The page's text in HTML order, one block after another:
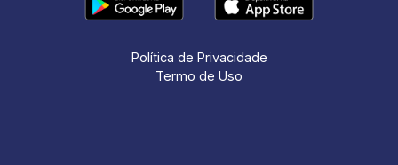
Política de Privacidade
Termo de Uso